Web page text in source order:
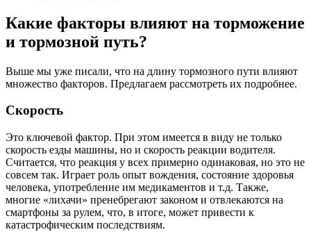
Какие факторы влияют на торможение
и тормозной путь?
Выше мы уже писали, что на длину тормозного пути влияют
множество факторов. Предлагаем рассмотреть их подробнее.
Скорость
Это ключевой фактор. При этом имеется в виду не только
скорость езды машины, но и скорость реакции водителя.
Считается, что реакция у всех примерно одинаковая, но это не
совсем так. Играет роль опыт вождения, состояние здоровья
человека, употребление им медикаментов и т.д. Также,
многие «лихачи» пренебрегают законом и отвлекаются на
смартфоны за рулем, что, в итоге, может привести к
катастрофическим последствиям.